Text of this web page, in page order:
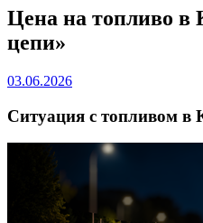
Цена на топливо в
цепи»
03.06.2026
Ситуация с топливом